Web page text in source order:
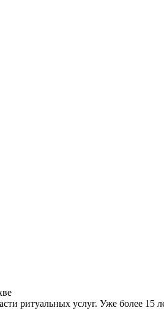
ритуальных услуг. Уже более 15